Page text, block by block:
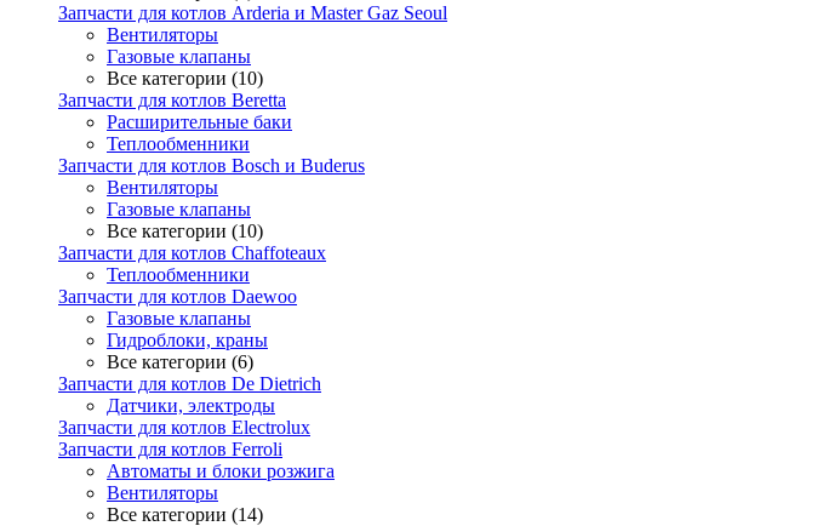
Запчасти для котлов Arderia и Master Gaz Seoul
Вентиляторы
Газовые клапаны
Все категории (10)
Запчасти для котлов Beretta
Расширительные баки
Теплообменники
Запчасти для котлов Bosch и Buderus
Вентиляторы
Газовые клапаны
Все категории (10)
Запчасти для котлов Chaffoteaux
Теплообменники
Запчасти для котлов Daewoo
Газовые клапаны
Гидроблоки, краны
Все категории (6)
Запчасти для котлов De Dietrich
Датчики, электроды
Запчасти для котлов Electrolux
Запчасти для котлов Ferroli
Автоматы и блоки розжига
Вентиляторы
Все категории (14)